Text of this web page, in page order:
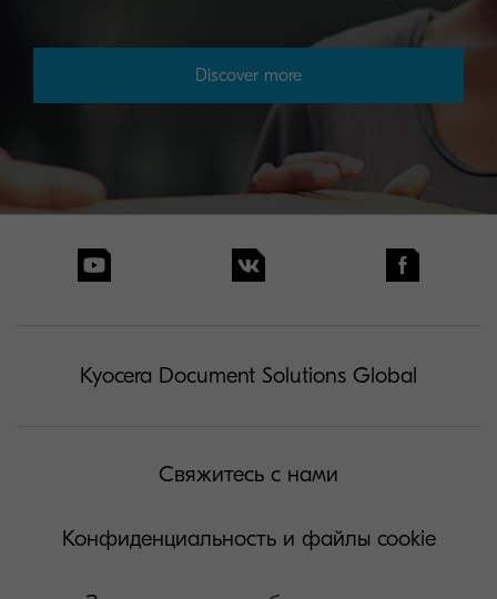
Discover more
Kyocera Document Solutions Global
Свяжитесь с нами
Конфиденциальность и файлы cookie